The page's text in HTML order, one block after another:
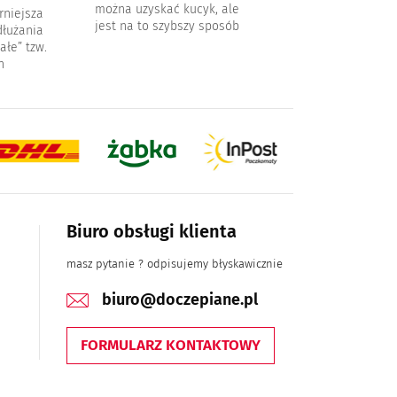
tzw.
można uzyskać kucyk, ale
jest na to szybszy sposób
Biuro obsługi klienta
masz pytanie ? odpisujemy błyskawicznie
biuro@doczepiane.pl
FORMULARZ KONTAKTOWY